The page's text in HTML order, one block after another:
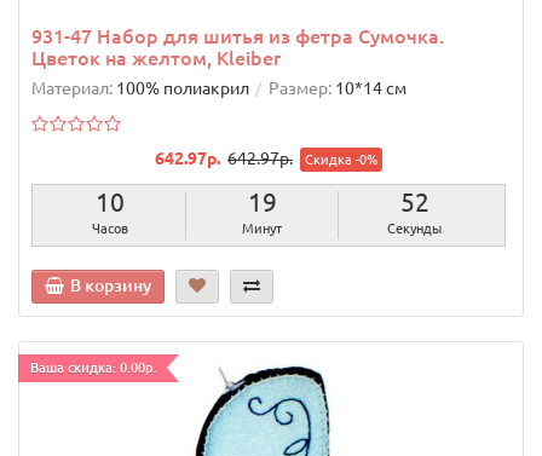
931-47 Набор для шитья из фетра Сумочка.
Цветок на желтом, Kleiber
Материал: 100% полиакрил Размер: 10*14 см
642.97р. 642.97р. Скидка -0%
10
Часов
19
Минут
51
Секунда
В корзину
Ваша скидка: 0.00р.